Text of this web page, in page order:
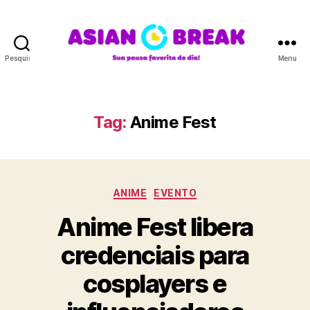
Pesquisar
A
N
R
A
Menu
Tag: Anime Fest
C
t
e
g
o
r
i
ANIME EVENTO
Anime Fest libera
credenciais para
cosplayers e